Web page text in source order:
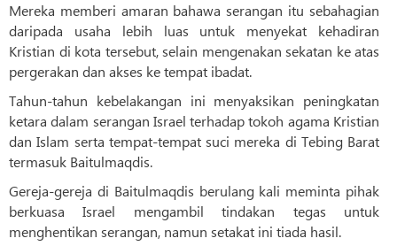
Mereka memberi amaran bahawa serangan itu sebahagian
daripada usaha lebih luas untuk menyekat kehadiran
Kristian di kota tersebut, selain mengenakan sekatan ke atas
pergerakan dan akses ke tempat ibadat.
Tahun-tahun kebelakangan ini menyaksikan peningkatan
ketara dalam serangan Israel terhadap tokoh agama Kristian
dan Islam serta tempat-tempat suci mereka di Tebing Barat
termasuk Baitulmaqdis.
Gereja-gereja di Baitulmaqdis berulang kali meminta pihak
berkuasa Israel mengambil tindakan tegas untuk
menghentikan serangan, namun setakat ini tiada hasil.